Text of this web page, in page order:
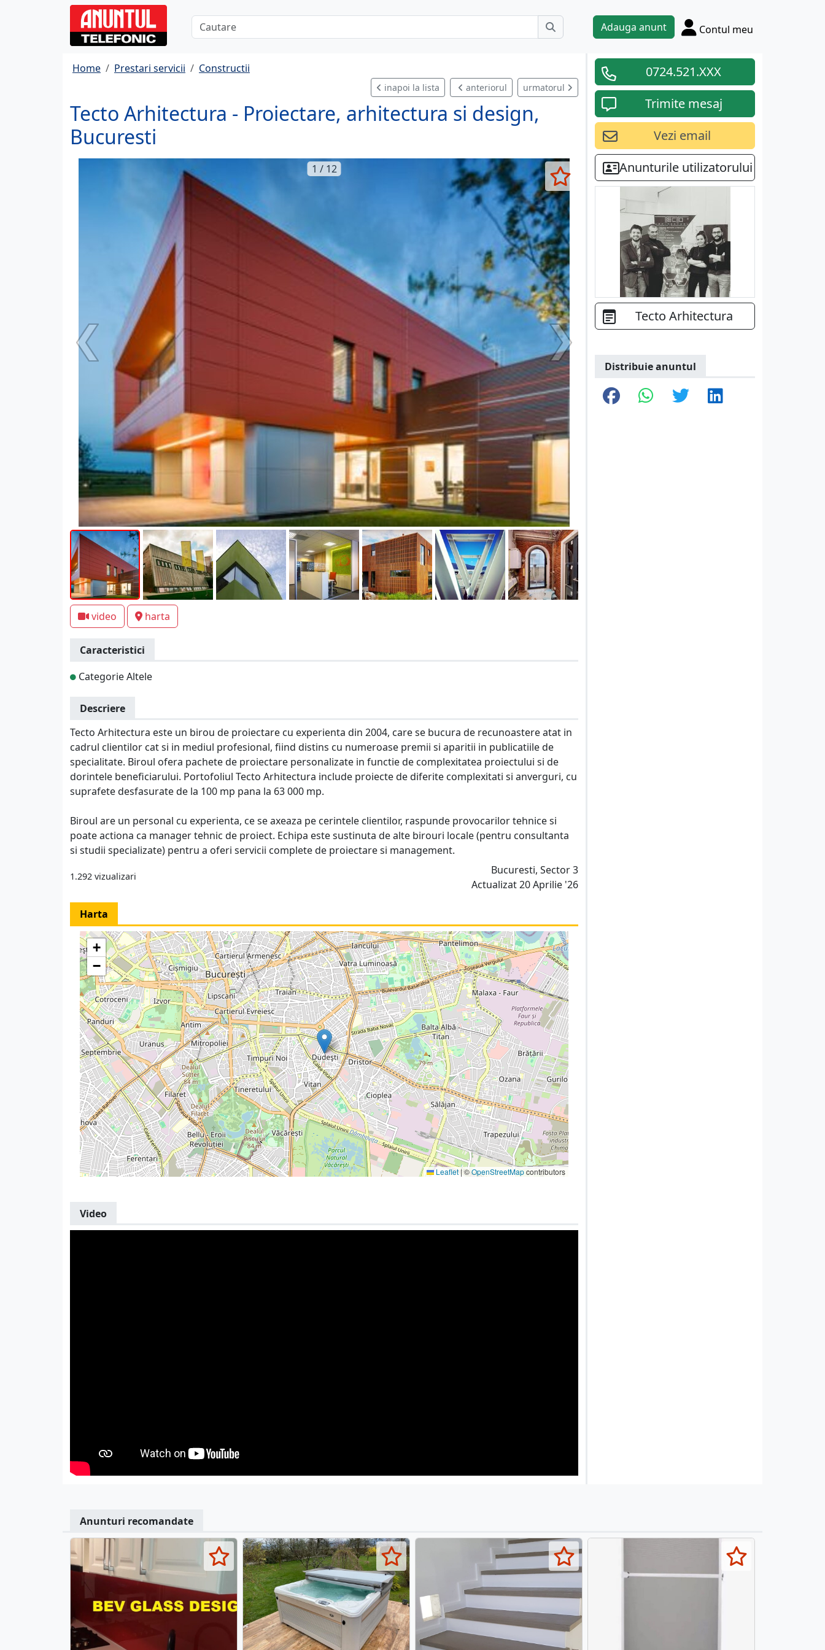
Adauga anunt Contul meu
Home Prestari servicii Constructii
inapoi la lista anteriorul urmatorul
Tecto Arhitectura - Proiectare, arhitectura si design,
Bucuresti
1 / 12
video harta
Caracteristici
Categorie Altele
Descriere
Tecto Arhitectura este un birou de proiectare cu experienta din 2004, care se bucura de recunoastere atat in
cadrul clientilor cat si in mediul profesional, fiind distins cu numeroase premii si aparitii in publicatiile de
specialitate. Biroul ofera pachete de proiectare personalizate in functie de complexitatea proiectului si de
dorintele beneficiarului. Portofoliul Tecto Arhitectura include proiecte de diferite complexitati si anverguri, cu
suprafete desfasurate de la 100 mp pana la 63 000 mp.
Biroul are un personal cu experienta, ce se axeaza pe cerintele clientilor, raspunde provocarilor tehnice si
poate actiona ca manager tehnic de proiect. Echipa este sustinuta de alte birouri locale (pentru consultanta
si studii specializate) pentru a oferi servicii complete de proiectare si management.
1.292 vizualizari
Bucuresti, Sector 3
Actualizat 20 Aprilie '26
Harta
+
−
Leaflet|©OpenStreetMapcontributors
Video
0724.521.XXX
Trimite mesaj
Vezi email
Anunturile utilizatorului
Tecto Arhitectura
Distribuie anuntul
Anunturi recomandate